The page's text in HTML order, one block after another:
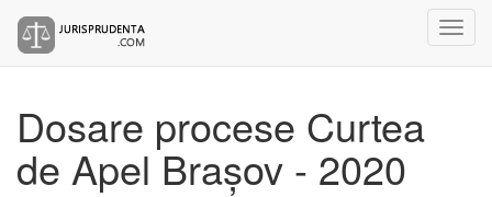
Dosare procese Curtea
de Apel Brașov - 2020